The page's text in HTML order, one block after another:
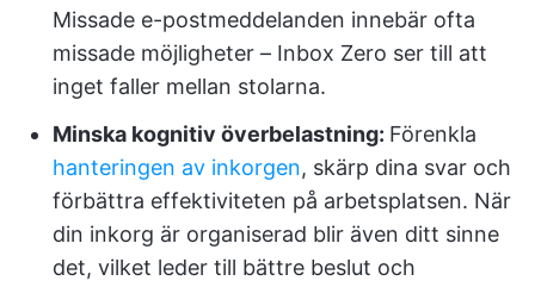
Missade e-postmeddelanden innebär ofta
missade möjligheter – Inbox Zero ser till att
inget faller mellan stolarna.
Minska kognitiv överbelastning: Förenkla
hanteringen av inkorgen, skärp dina svar och
förbättra effektiviteten på arbetsplatsen. När
din inkorg är organiserad blir även ditt sinne
det, vilket leder till bättre beslut och